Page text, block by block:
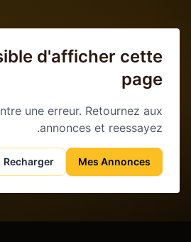
d'afficher cette
page
une erreur. Retournez aux
annonces et reessayez.
Mes Annonces
Recharger